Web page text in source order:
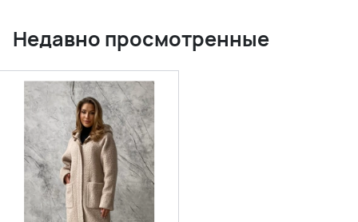
Недавно просмотренные